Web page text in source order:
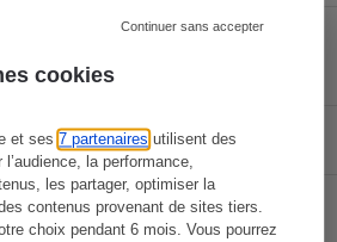
cookies
et ses7 partenaires utilisent des
la performance,
les partager, optimiser la
contenus provenant de sites tiers.
choix pendant 6 mois. Vous pourrez
Continuer sans accepter
d'air sur
550 W
114 W